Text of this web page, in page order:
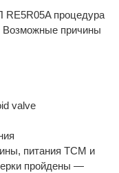
RE5R05A процедура
Возможные причины
valve
питания TCM и
пройдены —